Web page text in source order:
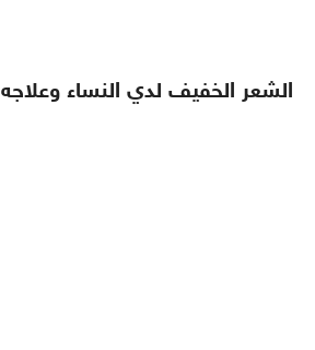
الشعر الخفيف لدي النساء وعلاجه